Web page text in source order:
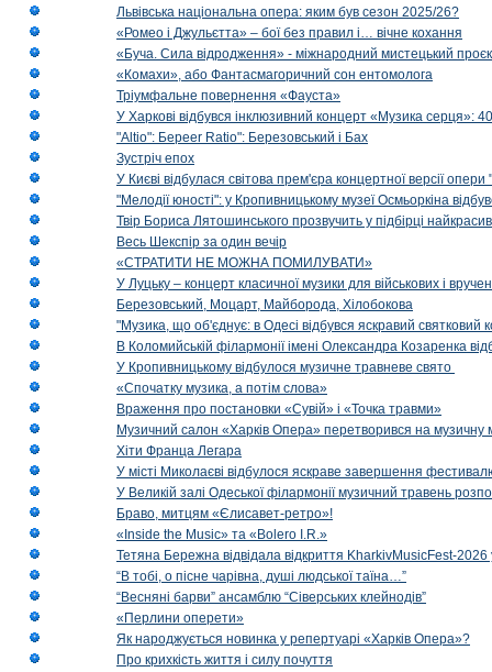
Львівська національна опера: яким був сезон 2025/26?
«Ромео і Джульєтта» – бої без правил і… вічне кохання
«Буча. Сила відродження» - міжнародний мистецький
«Комахи», або Фантасмагоричний сон ентомолога
Тріумфальне повернення «Фауста»
У Харкові відбувся інклюзивний концерт «Музика серця»:
"Altio": Береer Ratio": Березовський і Бах
Зустріч епох
У Києві відбулася світова прем'єра концертної версії
"Мелодії юності": у Кропивницькому музеї Осмьоркіна
Твір Бориса Лятошинського прозвучить у підбірці
Весь Шекспір за один вечір
«СТРАТИТИ НЕ МОЖНА ПОМИЛУВАТИ»
У Луцьку – концерт класичної музики для військових і
Березовський, Моцарт, Майборода, Хілобокова
"Музика, що об'єднує: в Одесі відбувся яскравий
В Коломийській філармонії імені Олександра Козаренка
У Кропивницькому відбулося музичне травневе свято
«Спочатку музика, а потім слова»
Враження про постановки «Сувій» і «Точка травми»
Музичний салон «Харків Опера» перетворився на музичну
Хіти Франца Легара
У місті Миколаєві відбулося яскраве завершення
У Великій залі Одеської філармонії музичний травень
Браво, митцям «Єлисавет-ретро»!
«Inside the Music» та «Bolero I.R.»
Тетяна Бережна відвідала відкриття KharkivMusicFest-2026
“В тобі, о пісне чарівна, душі людської таїна…”
“Весняні барви” ансамблю “Сіверських клейнодів”
«Перлини оперети»
Як народжується новинка у репертуарі «Харків Опера»?
Про крихкість життя і силу почуття